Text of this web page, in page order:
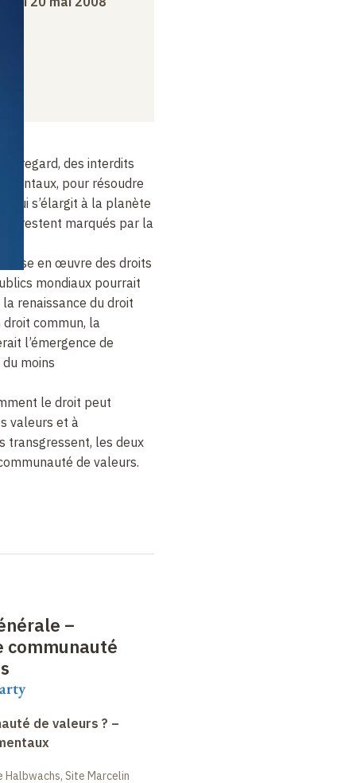
regard, des interdits
pour résoudre
qui s’élargit à la planète
restent marqués par la
mise en œuvre des droits
mondiaux pourrait
renaissance du droit
droit commun, la
l’émergence de
moins
le droit peut
valeurs et à
transgressent, les deux
de valeurs.
–
communauté
de valeurs ? –
Site Marcelin